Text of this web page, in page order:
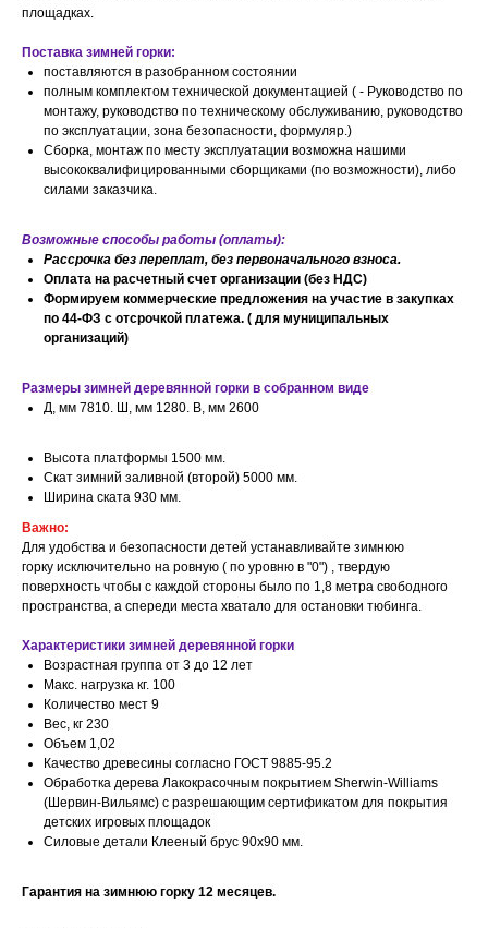
площадках.
Поставка зимней горки:
поставляются в разобранном состоянии
полным комплектом технической документацией ( - Руководство по
монтажу, руководство по техническому обслуживанию, руководство
по эксплуатации, зона безопасности, формуляр.)
Сборка, монтаж по месту эксплуатации возможна нашими
высококвалифицированными сборщиками (по возможности), либо
силами заказчика.
Возможные способы работы (оплаты):
Рассрочка без переплат, без первоначального взноса.
Оплата на расчетный счет организации (без НДС)
Формируем коммерческие предложения на участие в закупках
по 44-ФЗ с отсрочкой платежа. ( для муниципальных
организаций)
Размеры зимней деревянной горки в собранном виде
Д, мм 7810. Ш, мм 1280. В, мм 2600
Высота платформы 1500 мм.
Скат зимний заливной (второй) 5000 мм.
Ширина ската 930 мм.
Важно:
Для удобства и безопасности детей устанавливайте зимнюю
горку исключительно на ровную ( по уровню в "0") , твердую
поверхность чтобы с каждой стороны было по 1,8 метра свободного
пространства, а спереди места хватало для остановки тюбинга.
Характеристики зимней деревянной горки
Возрастная группа от 3 до 12 лет
Макс. нагрузка кг. 100
Количество мест 9
Вес, кг 230
Объем 1,02
Качество древесины согласно ГОСТ 9885-95.2
Обработка дерева Лакокрасочным покрытием Sherwin-Williams
(Шервин-Вильямс) с разрешающим сертификатом для покрытия
детских игровых площадок
Силовые детали Клееный брус 90х90 мм.
Гарантия на зимнюю горку 12 месяцев.